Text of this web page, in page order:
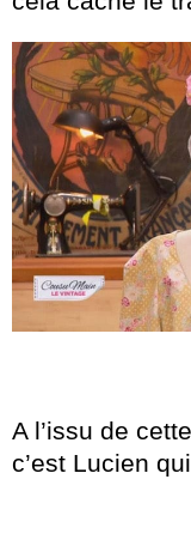
A l’issu de
c’est Lucien